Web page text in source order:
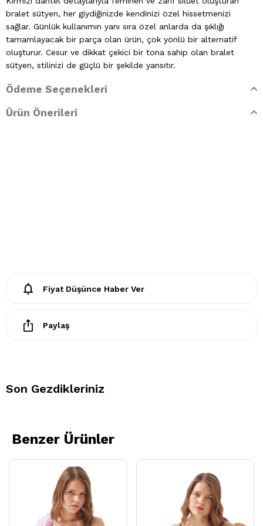
bralet sütyen, her giydiğinizde kendinizi özel hissetmenizi
sağlar. Günlük kullanımın yanı sıra özel anlarda da şıklığı
tamamlayacak bir parça olan ürün, çok yönlü bir alternatif
oluşturur. Cesur ve dikkat çekici bir tona sahip olan bralet
sütyen, stilinizi de güçlü bir şekilde yansıtır.
Ayarlanabilir lastiklere sahip olan model, elastik yapısıyla gün
bedene göre ayarlanabilen askıları düşme ve vücudu sıkma
sunulan ürün; S, M, L ve XL bedenlerinde satın alınabilir.
İnce yapısıyla her mevsim üstün konfor sunan sütyen modeli,
koruyarak uzun ömürlü olmasını sağlamak içinse 30 derecede
elde yıkanması önerilir.
Sütyen Beden Ölçülerimiz:
Göğüs 75-79 cm / Göğüs Altı 63-67 cm
S = 75
Göğüs 80-84 cm / Göğüs Altı 68-72 cm
Ödeme Seçenekleri
Ürün Önerileri
Fiyat Düşünce Haber Ver
Paylaş
Son Gezdikleriniz
Benzer Ürünler